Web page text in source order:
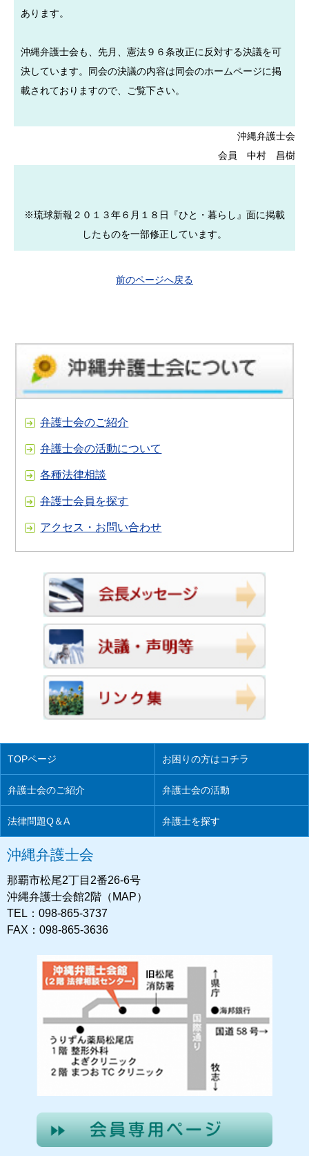
あります。
沖縄弁護士会も、先月、憲法９６条改正に反対する決議を可
決しています。同会の決議の内容は同会のホームページに掲
載されておりますので、ご覧下さい。
沖縄弁護士会
会員 中村 昌樹
※琉球新報２０１３年６月１８日『ひと・暮らし』面に掲載
したものを一部修正しています。
前のページへ戻る
弁護士会のご紹介
弁護士会の活動について
各種法律相談
弁護士会員を探す
アクセス・お問い合わせ
TOPページ お困りの方はコチラ
弁護士会のご紹介 弁護士会の活動
法律問題Q＆A 弁護士を探す
沖縄弁護士会
那覇市松尾2丁目2番26-6号
沖縄弁護士会館2階（MAP）
TEL：098-865-3737
FAX：098-865-3636